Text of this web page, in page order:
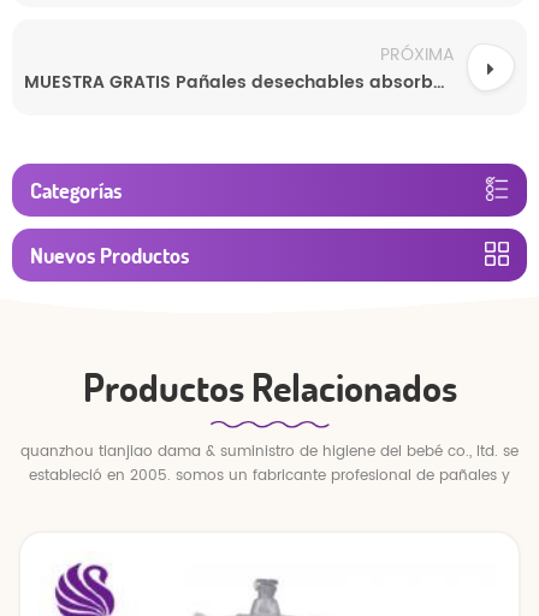
PRÓXIMA
MUESTRA GRATIS Pañales desechables absorbentes premium de alta calidad para bebés al por mayor
Categorías
Nuevos Productos
Productos Relacionados
quanzhou tianjiao dama & suministro de higiene del bebé co., ltd. se
estableció en 2005. somos un fabricante profesional de pañales y